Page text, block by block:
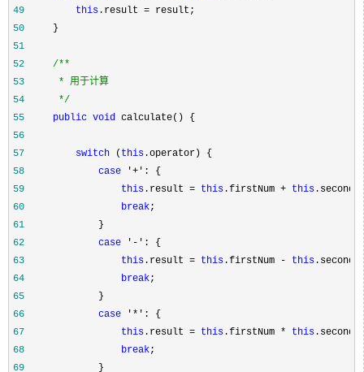
49
this .result =
50
51
52
/**
53
54
*/
55
public void
56
57
switch ( this
58
case '+'
59
this .result = this .firstNum + this
60
break
61
62
case '-'
63
this .result = this .firstNum - this
64
break
65
66
case '*'
67
this .result = this .firstNum * this
68
break
69